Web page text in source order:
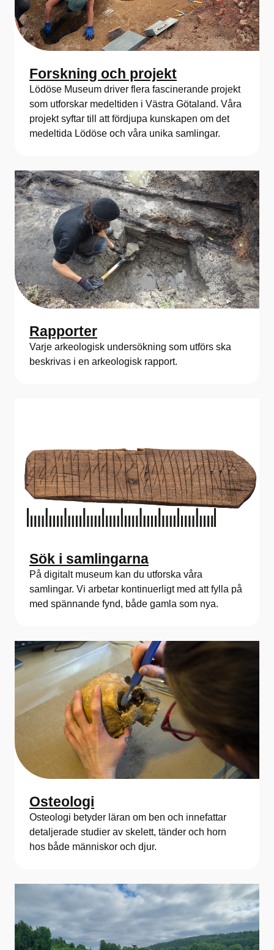
Forskning och projekt
Lödöse Museum driver flera fascinerande projekt
som utforskar medeltiden i Västra Götaland. Våra
projekt syftar till att fördjupa kunskapen om det
medeltida Lödöse och våra unika samlingar.
Rapporter
Varje arkeologisk undersökning som utförs ska
beskrivas i en arkeologisk rapport.
Sök i samlingarna
På digitalt museum kan du utforska våra
samlingar. Vi arbetar kontinuerligt med att fylla på
med spännande fynd, både gamla som nya.
Osteologi
Osteologi betyder läran om ben och innefattar
detaljerade studier av skelett, tänder och horn
hos både människor och djur.